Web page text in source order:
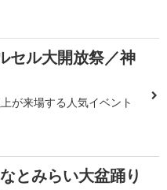
セル大開放祭／神
が来場する人気イベント
とみらい大盆踊り